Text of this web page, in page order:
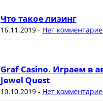
Что такое лизинг
16.11.2019- Нет
Graf Casino. Играем в
Jewel Quest
10.10.2019- Нет